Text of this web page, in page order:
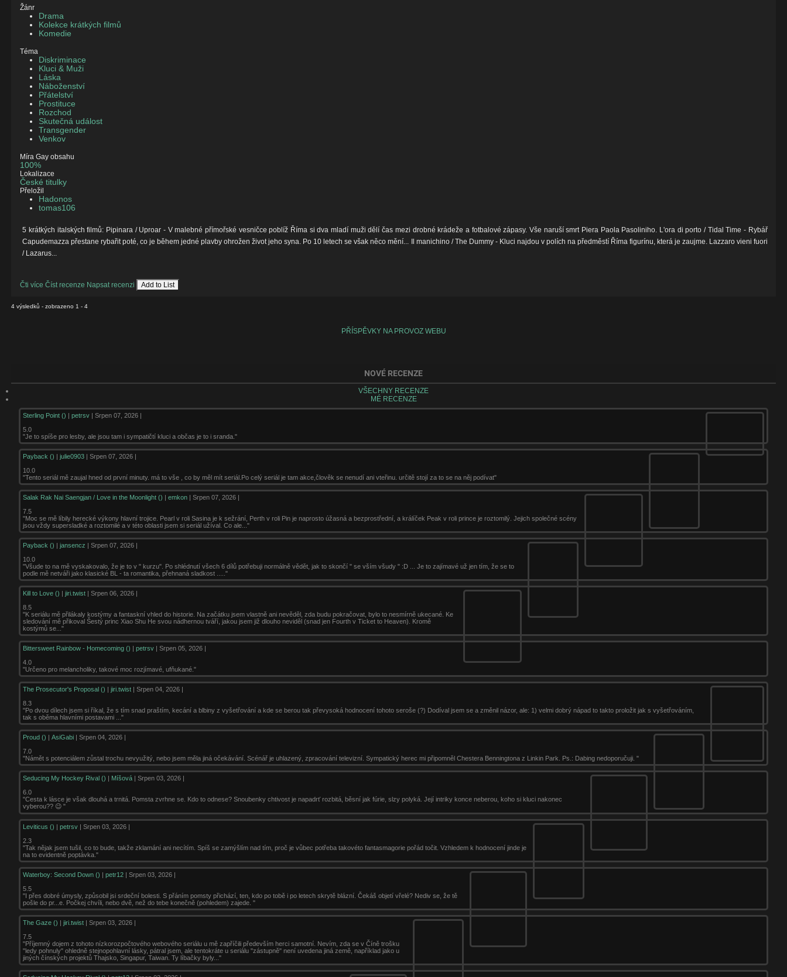
Žánr
Drama
Kolekce krátkých filmů
Komedie
Téma
Diskriminace
Kluci & Muži
Láska
Náboženství
Přátelství
Prostituce
Rozchod
Skutečná událost
Transgender
Venkov
Míra Gay obsahu
100%
Lokalizace
České titulky
Přeložil
Hadonos
tomas106
5 krátkých italských filmů: Pipinara / Uproar - V malebné přímořské vesničce poblíž Říma si dva mladí muži dělí čas mezi drobné krádeže a fotbalové zápasy. Vše naruší smrt Piera Paola Pasoliniho. L'ora di porto / Tidal Time - Rybář
Capudemazza přestane rybařit poté, co je během jedné plavby ohrožen život jeho syna. Po 10 letech se však něco mění... Il manichino / The Dummy - Kluci najdou v polích na předměstí Říma figurínu, která je zaujme. Lazzaro vieni fuori
/ Lazarus...
Čti více Číst recenze Napsat recenzi Add to List
4 výsledků - zobrazeno 1 - 4
PŘÍSPĚVKY NA PROVOZ WEBU
NOVÉ RECENZE
VŠECHNY RECENZE
MÉ RECENZE
Sterling Point () |petrsv | Srpen 07, 2026 |
5.0
"Je to spíše pro lesby, ale jsou tam i sympatičtí kluci a občas je to i sranda."
Payback () |julie0903 | Srpen 07, 2026 |
10.0
"Tento seriál mě zaujal hned od první minuty. má to vše , co by měl mít seriál.Po celý seriál je tam akce,člověk se nenudí ani vteřinu. určitě stojí za to se na něj podívat"
Salak Rak Nai Saengjan / Love in the Moonlight () |emkon | Srpen 07, 2026 |
7.5
"Moc se mě líbily herecké výkony hlavní trojice. Pearl v roli Sasina je k sežrání, Perth v roli Pin je naprosto úžasná a bezprostřední, a králíček Peak v roli prince je roztomilý. Jejich společné scény
jsou vždy supersladké a roztomilé a v této oblasti jsem si seriál užíval. Co ale..."
Payback () |jansencz | Srpen 07, 2026 |
10.0
"Všude to na mě vyskakovalo, že je to v " kurzu". Po shlédnutí všech 6 dílů potřebuji normálně vědět, jak to skončí " se vším všudy " :D ... Je to zajímavé už jen tím, že se to
podle mě netváři jako klasické BL - ta romantika, přehnaná sladkost ....."
Kill to Love () |jiri.twist | Srpen 06, 2026 |
8.5
"K seriálu mě přilákaly kostýmy a fantaskní vhled do historie. Na začátku jsem vlastně ani nevěděl, zda budu pokračovat, bylo to nesmírně ukecané. Ke
sledování mě přikoval Šestý princ Xiao Shu He svou nádhernou tváří, jakou jsem již dlouho neviděl (snad jen Fourth v Ticket to Heaven). Kromě
kostýmů se..."
Bittersweet Rainbow - Homecoming () |petrsv | Srpen 05, 2026 |
4.0
"Určeno pro melancholiky, takové moc rozjímavé, ufňukané."
The Prosecutor's Proposal () |jiri.twist | Srpen 04, 2026 |
8.3
"Po dvou dílech jsem si říkal, že s tím snad praštím, kecání a blbiny z vyšetřování a kde se berou tak převysoká hodnocení tohoto seroše (?) Dodíval jsem se a změnil názor, ale: 1) velmi dobrý nápad to takto proložit jak s vyšetřováním,
tak s oběma hlavními postavami ..."
Proud () |AsiGabi | Srpen 04, 2026 |
7.0
"Námět s potenciálem zůstal trochu nevyužitý, nebo jsem měla jiná očekávání. Scénář je uhlazený, zpracování televizní. Sympatický herec mi připomněl Chestera Benningtona z Linkin Park. Ps.: Dabing nedoporučuji. "
Seducing My Hockey Rival () | Míšová | Srpen 03, 2026 |
6.0
"Cesta k lásce je však dlouhá a trnitá. Pomsta zvrhne se. Kdo to odnese? Snoubenky chtivost je napadrť rozbitá, běsní jak fúrie, slzy polyká. Její intriky konce neberou, koho si kluci nakonec
vyberou?? 😉 "
Leviticus () |petrsv | Srpen 03, 2026 |
2.3
"Tak nějak jsem tušil, co to bude, takže zklamání ani necítím. Spíš se zamýšlím nad tím, proč je vůbec potřeba takovéto fantasmagorie pořád točit. Vzhledem k hodnocení jinde je
na to evidentně poptávka."
Waterboy: Second Down () |petr12 | Srpen 03, 2026 |
5.5
"I přes dobré úmysly, způsobil jsi srdeční bolesti. S přáním pomsty přichází, ten, kdo po tobě i po letech skrytě blázní. Čekáš objetí vřelé? Nediv se, že tě
pošle do pr...e. Počkej chvíli, nebo dvě, než do tebe konečně (pohledem) zajede. "
The Gaze () |jiri.twist | Srpen 03, 2026 |
7.5
"Příjemný dojem z tohoto nízkorozpočtového webového seriálu u mě zapříčili především herci samotní. Nevím, zda se v Číně trošku
"ledy pohnuly" ohledně stejnopohlavní lásky, pátral jsem, ale tentokráte u seriálu "zástupně" není uvedena jiná země, například jako u
jiných čínských projektů Thajsko, Singapur, Taiwan. Ty líbačky byly..."